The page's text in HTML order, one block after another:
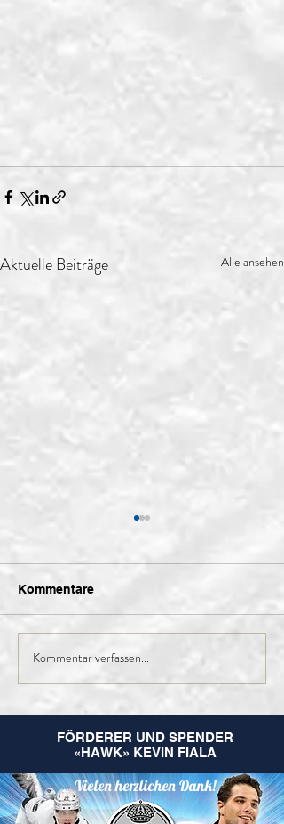
Aktuelle Beiträge Alle ansehen
Finales Kader der 1.
Kommentare
Kommentar verfassen...
FÖRDERER UND SPENDER
«HAWK» KEVIN FIALA
Vielen herzlichen Dank!